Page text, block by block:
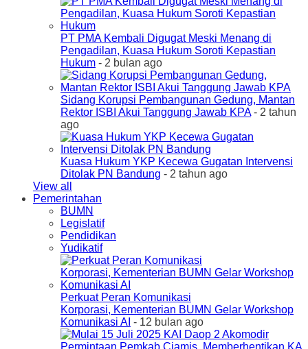
PT PMA Kembali Digugat Meski Menang di
Pengadilan, Kuasa Hukum Soroti Kepastian
Hukum - 2 bulan ago
Sidang Korupsi Pembangunan Gedung, Mantan
Rektor ISBI Akui Tanggung Jawab KPA- 2 tahun
ago
Kuasa Hukum YKP Kecewa Gugatan Intervensi
Ditolak PN Bandung - 2 tahun ago
View all
Pemerintahan
BUMN
Legislatif
Pendidikan
Yudikatif
Perkuat Peran Komunikasi
Korporasi, Kementerian BUMN Gelar Workshop
Komunikasi AI - 12 bulan ago